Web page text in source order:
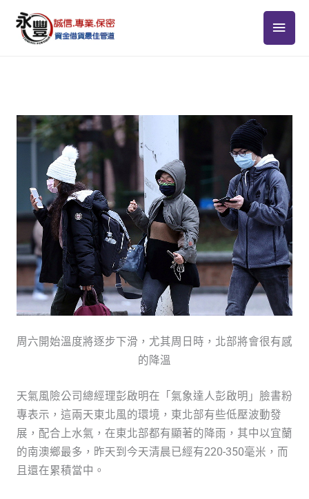
主
單
周六開始溫度將逐步下滑，尤其周日時，北部將會很有感
的降溫
天氣風險公司總經理彭啟明在「氣象達人彭啟明」臉書粉
專表示，這兩天東北風的環境，東北部有些低壓波動發
展，配合上水氣，在東北部都有顯著的降雨，其中以宜蘭
的南澳鄉最多，昨天到今天清晨已經有220-350毫米，而
且還在累積當中。